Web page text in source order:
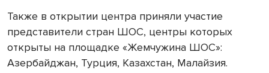
Также в открытии центра приняли участие
представители стран ШОС, центры которых
открыты на площадке «Жемчужина ШОС»:
Азербайджан, Турция, Казахстан, Малайзия.